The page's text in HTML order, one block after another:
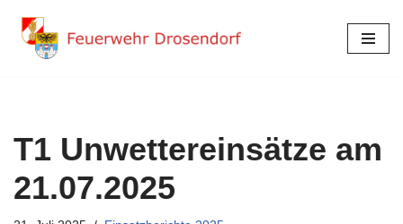
Zum
T1 Unwettereinsätze am
21.07.2025